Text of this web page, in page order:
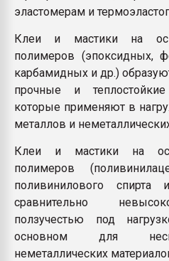
эластомерам и
Клеи и мастики на
полимеров (эпоксидных,
карбамидных и др.)
прочные и
которые применяют в
металлов и
Клеи и мастики на
полимеров
поливинилового спирта
сравнительно
ползучестью под
основном для
неметаллических